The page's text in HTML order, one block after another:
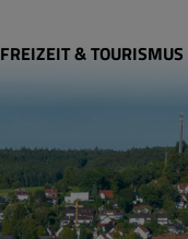
FREIZEIT & TOURISMUS